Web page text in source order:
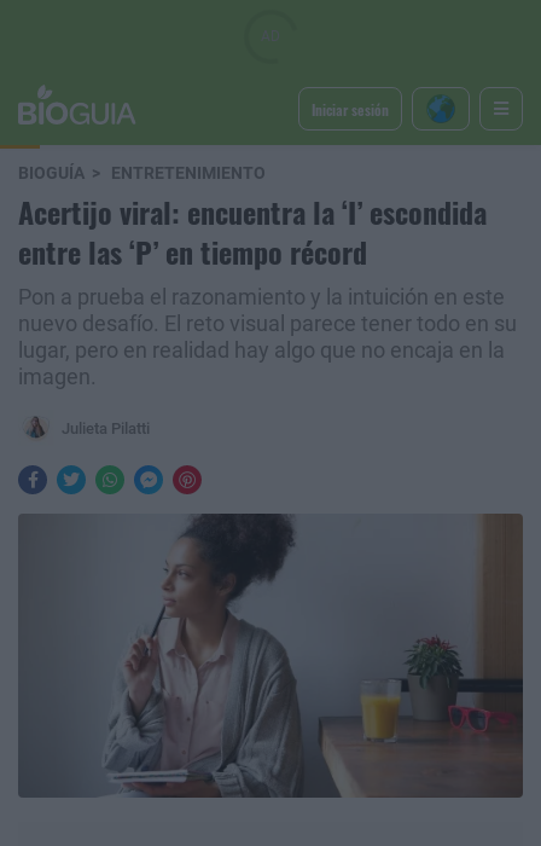
Iniciar sesión
BIOGUÍA ENTRETENIMIENTO
Acertijo viral: encuentra la ‘I’ escondida
entre las ‘P’ en tiempo récord
Pon a prueba el razonamiento y la intuición en este
nuevo desafío. El reto visual parece tener todo en su
lugar, pero en realidad hay algo que no encaja en la
imagen.
Julieta Pilatti